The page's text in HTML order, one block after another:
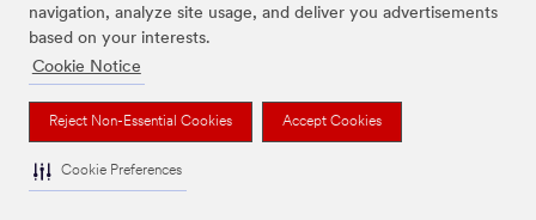
navigation, analyze site usage, and deliver you advertisements
based on your interests.
Cookie Notice
Reject Non-Essential Cookies Accept Cookies
Cookie Preferences